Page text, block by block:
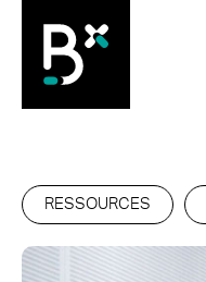
RESSOURCES